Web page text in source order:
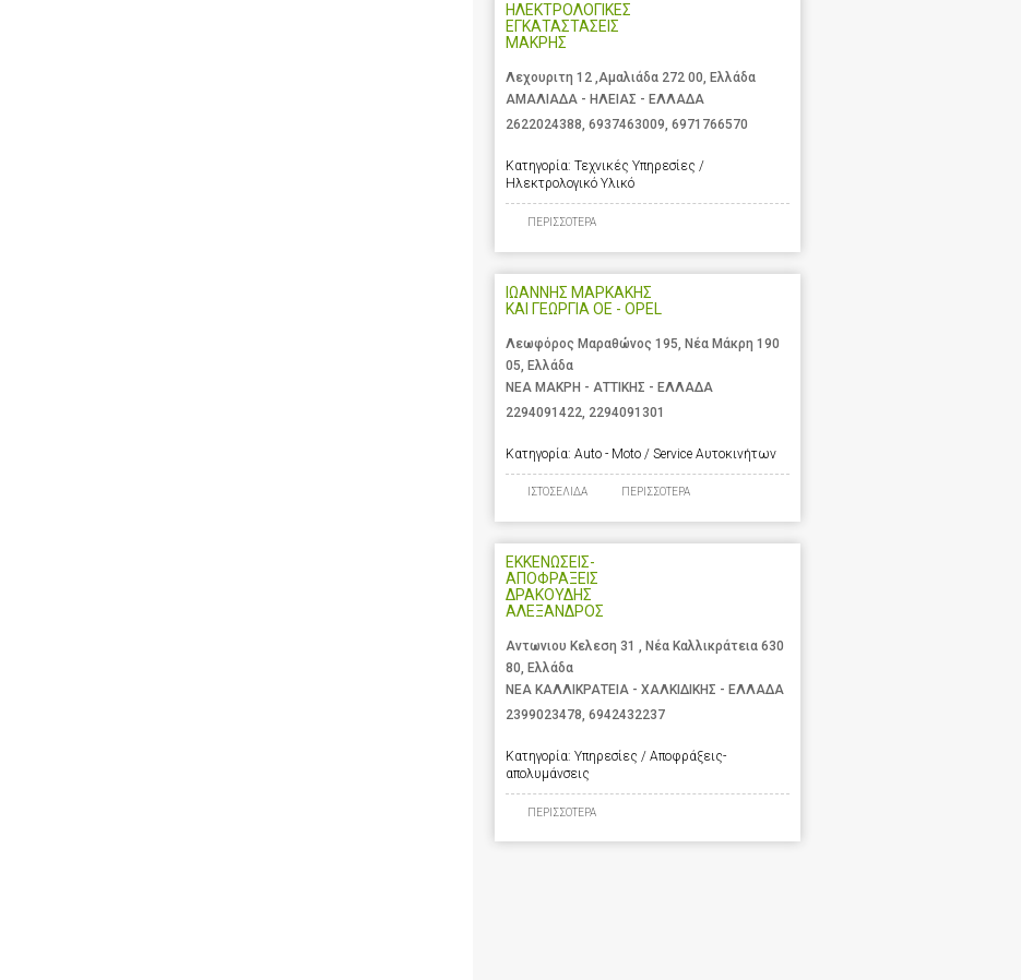
ΗΛΕΚΤΡΟΛΟΓΙΚΕΣ
ΕΓΚΑΤΑΣΤΑΣΕΙΣ
ΜΑΚΡΗΣ
Λεχουριτη 12 ,Αμαλιάδα 272 00, Ελλάδα
ΑΜΑΛΙΑΔΑ - ΗΛΕΙΑΣ - ΕΛΛΑΔΑ
2622024388, 6937463009, 6971766570
Κατηγορία: Τεχνικές Υπηρεσίες /
Ηλεκτρολογικό Υλικό
ΠΕΡΙΣΣΟΤΕΡΑ
ΙΩΑΝΝΗΣ ΜΑΡΚΑΚΗΣ
ΚΑΙ ΓΕΩΡΓΙΑ ΟΕ - OPEL
Λεωφόρος Μαραθώνος 195, Νέα Μάκρη 190
05, Ελλάδα
ΝΕΑ ΜΑΚΡΗ - ΑΤΤΙΚΗΣ - ΕΛΛΑΔΑ
2294091422 2294091301
Κατηγορία: Auto - Moto / Service Αυτοκινήτων
ΙΣΤΟΣΕΛΙΔΑ ΠΕΡΙΣΣΟΤΕΡΑ
ΕΚΚΕΝΩΣΕΙΣ-
ΑΠΟΦΡΑΞΕΙΣ
ΔΡΑΚΟΥΔΗΣ
ΑΛΕΞΑΝΔΡΟΣ
Αντωνιου Κελεση 31 , Νέα Καλλικράτεια 630
80, Ελλάδα
ΝΕΑ ΚΑΛΛΙΚΡΑΤΕΙΑ - ΧΑΛΚΙΔΙΚΗΣ - ΕΛΛΑΔΑ
2399023478, 6942432237
Κατηγορία: Υπηρεσίες / Αποφράξεις-
απολυμάνσεις
ΠΕΡΙΣΣΟΤΕΡΑ